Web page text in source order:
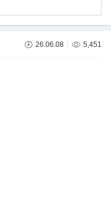
26.06.08 5,451